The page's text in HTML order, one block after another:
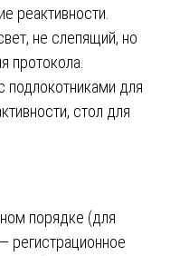
реактивности.
не слепящий, но
протокола.
для
стол для
порядке (для
регистрационное